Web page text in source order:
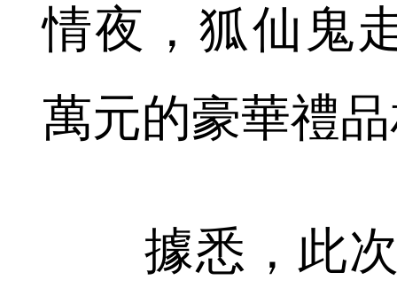
情夜，狐仙鬼
萬元的豪華禮
據悉，此次